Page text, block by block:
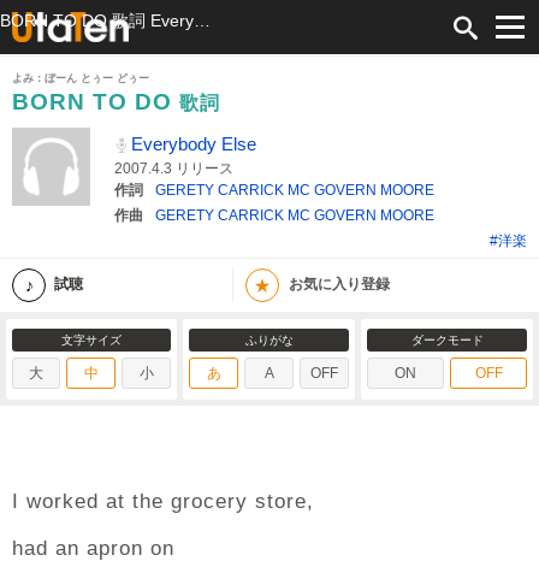
よみ：ぼーん とぅー どぅー
BORN TO DO 歌詞
Everybody Else
2007.4.3 リリース
作詞
GERETY CARRICK MC GOVERN MOORE
作曲
GERETY CARRICK MC GOVERN MOORE
#洋楽
試聴 ★ お気に入り登録
文字サイズ
大 中 小
ふりがな
あ A OFF
ダークモード
ON OFF
I worked at the grocery store,
had an apron on